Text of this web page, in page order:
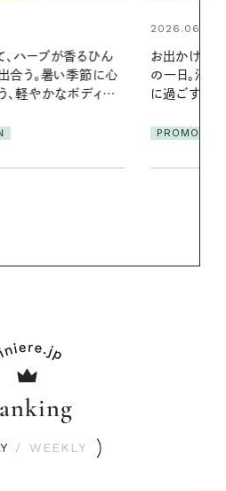
と手間で変わる、夏
季節を「ごきげん」
新習慣
2026.07.21
発・ベーリングの
リーとの重
/ WEEKLY